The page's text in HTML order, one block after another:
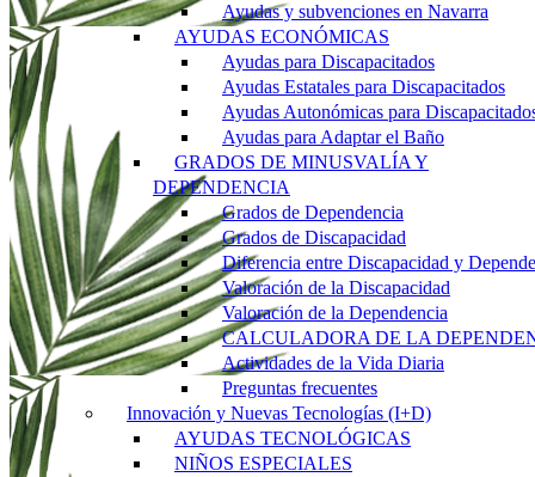
Ayudas y subvenciones en Navarra
AYUDAS ECONÓMICAS
Ayudas para Discapacitados
Ayudas Estatales para Discapacitados
Ayudas Autonómicas para
Ayudas para Adaptar el Baño
GRADOS DE MINUSVALÍA Y
DEPENDENCIA
Grados de Dependencia
Grados de Discapacidad
Diferencia entre Discapacidad y
Valoración de la Discapacidad
Valoración de la Dependencia
CALCULADORA DE LA
Actividades de la Vida Diaria
Preguntas frecuentes
Innovación y Nuevas Tecnologías (I+D)
AYUDAS TECNOLÓGICAS
NIÑOS ESPECIALES